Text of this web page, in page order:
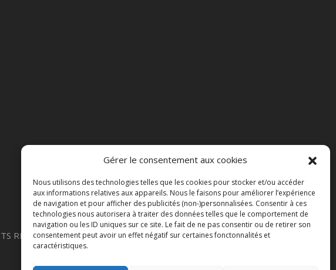
Gérer le consentement aux cookies
Nous utilisons des technologies telles que les cookies pour stocker et/ou accéder
aux informations relatives aux appareils. Nous le faisons pour améliorer l’expérience
de navigation et pour afficher des publicités (non-)personnalisées. Consentir à ces
technologies nous autorisera à traiter des données telles que le comportement de
navigation ou les ID uniques sur ce site. Le fait de ne pas consentir ou de retirer son
consentement peut avoir un effet négatif sur certaines fonctonnalités et
caractéristiques.
RÉSERVÉS.